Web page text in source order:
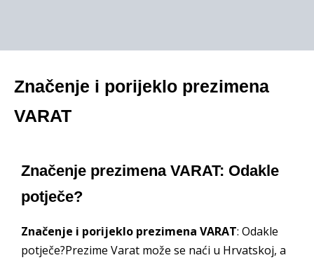
Značenje i porijeklo prezimena
VARAT
Značenje prezimena VARAT: Odakle
potječe?
Značenje i porijeklo prezimena VARAT: Odakle
potječe?Prezime Varat može se naći u Hrvatskoj, a